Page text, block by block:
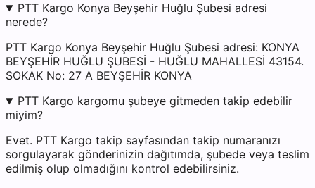
PTT Kargo Konya Beyşehir Huğlu Şubesi adresi
nerede?
PTT Kargo Konya Beyşehir Huğlu Şubesi adresi: KONYA
BEYŞEHİR HUĞLU ŞUBESİ - HUĞLU MAHALLESİ 43154.
SOKAK No: 27 A BEYŞEHİR KONYA
PTT Kargo kargomu şubeye gitmeden takip edebilir
miyim?
Evet. PTT Kargo takip sayfasından takip numaranızı
sorgulayarak gönderinizin dağıtımda, şubede veya teslim
edilmiş olup olmadığını kontrol edebilirsiniz.